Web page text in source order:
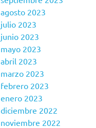
agosto 2023
julio 2023
junio 2023
mayo 2023
abril 2023
marzo 2023
febrero 2023
enero 2023
diciembre 2022
noviembre 2022